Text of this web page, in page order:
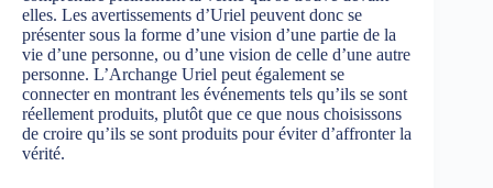
elles. Les avertissements d’Uriel peuvent donc se
présenter sous la forme d’une vision d’une partie de la
vie d’une personne, ou d’une vision de celle d’une autre
personne. L’Archange Uriel peut également se
connecter en montrant les événements tels qu’ils se sont
réellement produits, plutôt que ce que nous choisissons
de croire qu’ils se sont produits pour éviter d’affronter la
vérité.